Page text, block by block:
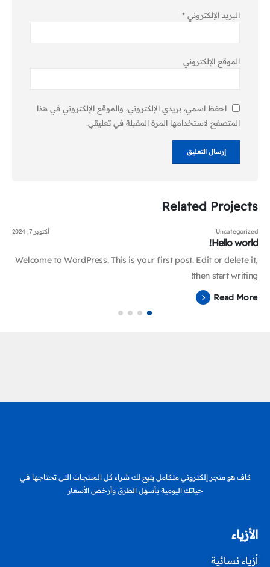
البريد الإلكتروني *
الموقع الإلكتروني
احفظ اسمي، بريدي الإلكتروني، والموقع الإلكتروني في هذا
المتصفح لاستخدامها المرة المقبلة في تعليقي.
Related Projects
Uncategorized أكتوبر 7, 2024
Hello world!
Welcome to WordPress. This is your first post. Edit or delete it,
then start writing!
Read More
كاف هو متجر إلكتروني متكامل يتيح لك شراء كل المنتجات التى تحتاجها في
حياتك اليومية بأسهل الطرق وأرخص الأسعار
الأزياء
أزياء نسائية